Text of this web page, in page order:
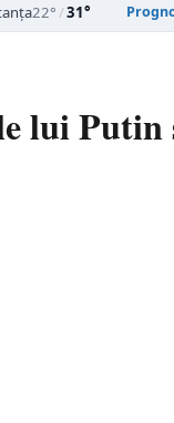
22°/31°
lui Putin